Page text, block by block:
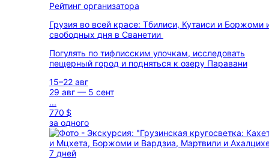
Рейтинг организатора
Грузия во всей красе: Тбилиси, Кутаиси и Боржоми
свободных дня в Сванетии
Погулять по тифлисским улочкам, исследовать
пещерный город и подняться к озеру Паравани
15–22 авг
29 авг — 5 сент
...
770 $
за одного
7 дней